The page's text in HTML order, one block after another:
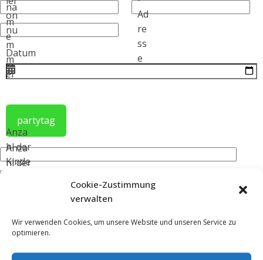
Cookie-Zustimmung
verwalten
Wir verwenden Cookies, um unsere Website und unseren Service zu
optimieren.
na
m
e
Ad
re
ss
e
on
nu
m
m
er
Datum
partytag
Anza
hl der
Kinde
Anza
hl der